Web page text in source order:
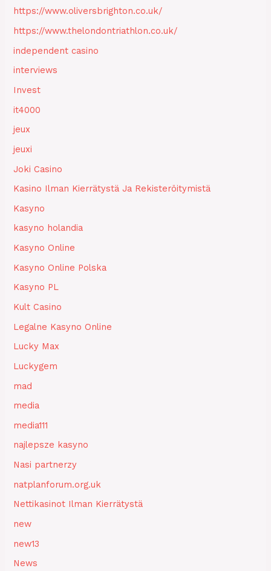
https://www.oliversbrighton.co.uk/
https://www.thelondontriathlon.co.uk/
independent casino
interviews
Invest
it4000
jeux
jeuxi
Joki Casino
Kasino Ilman Kierrätystä Ja Rekisteröitymistä
Kasyno
kasyno holandia
Kasyno Online
Kasyno Online Polska
Kasyno PL
Kult Casino
Legalne Kasyno Online
Lucky Max
Luckygem
mad
media
media111
najlepsze kasyno
Nasi partnerzy
natplanforum.org.uk
Nettikasinot Ilman Kierrätystä
new
new13
News